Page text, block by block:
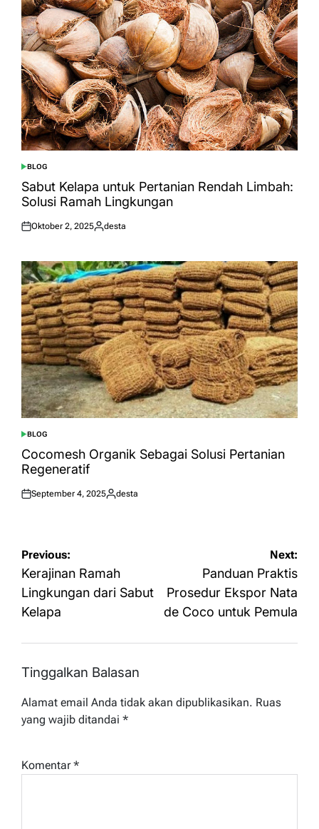
POSTED
IN
BLOG
Sabut Kelapa untuk Pertanian Rendah Limbah:
Solusi Ramah Lingkungan
Posted
Oktober 2, 2025
Posted
desta
POSTED
IN
BLOG
Cocomesh Organik Sebagai Solusi Pertanian
Regeneratif
Posted
September 4, 2025
Posted
desta
Navigasi
pos
Previous:
Kerajinan Ramah
Lingkungan dari Sabut
Kelapa
Next:
Panduan Praktis
Prosedur Ekspor Nata
de Coco untuk Pemula
Tinggalkan Balasan
Alamat email Anda tidak akan dipublikasikan. Ruas
yang wajib ditandai *
Komentar*